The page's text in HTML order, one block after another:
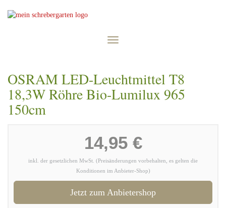
Toggle
OSRAM LED-Leuchtmittel T8
18,3W Röhre Bio-Lumilux 965
150cm
14,95 €
inkl. der gesetzlichen MwSt. (Preisänderungen vorbehalten, es gelten die
Konditionen im Anbieter-Shop)
Jetzt zum Anbietershop